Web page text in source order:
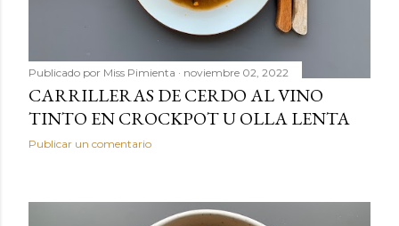
Publicado por Miss Pimienta noviembre 02, 2022
CARRILLERAS DE CERDO AL VINO
TINTO EN CROCKPOT U OLLA LENTA
Publicar un comentario